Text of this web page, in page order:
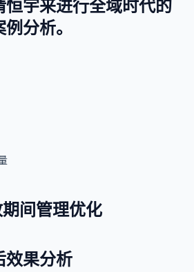
宇来进行全域时代的
分析。
间管理优化
效果分析